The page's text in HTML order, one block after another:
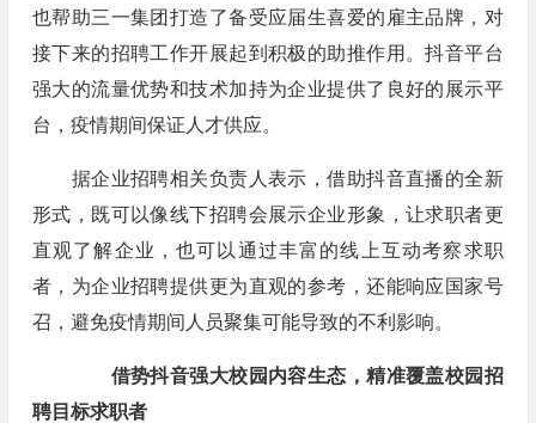
也帮助三一集团打造了备受应届生喜爱的雇主品牌，对
接下来的招聘工作开展起到积极的助推作用。抖音平台
强大的流量优势和技术加持为企业提供了良好的展示平
台，疫情期间保证人才供应。
据企业招聘相关负责人表示，借助抖音直播的全新
形式，既可以像线下招聘会展示企业形象，让求职者更
直观了解企业，也可以通过丰富的线上互动考察求职
者，为企业招聘提供更为直观的参考，还能响应国家号
召，避免疫情期间人员聚集可能导致的不利影响。
借势抖音强大校园内容生态，精准覆盖校园招
聘目标求职者